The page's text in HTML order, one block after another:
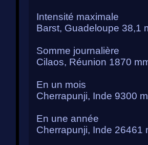
Intensité maximale
Barst, Guadeloupe 38,1
Somme journalière
Cilaos, Réunion 1870
En un mois
Cherrapunji, Inde 9300
En une année
Cherrapunji, Inde 26461